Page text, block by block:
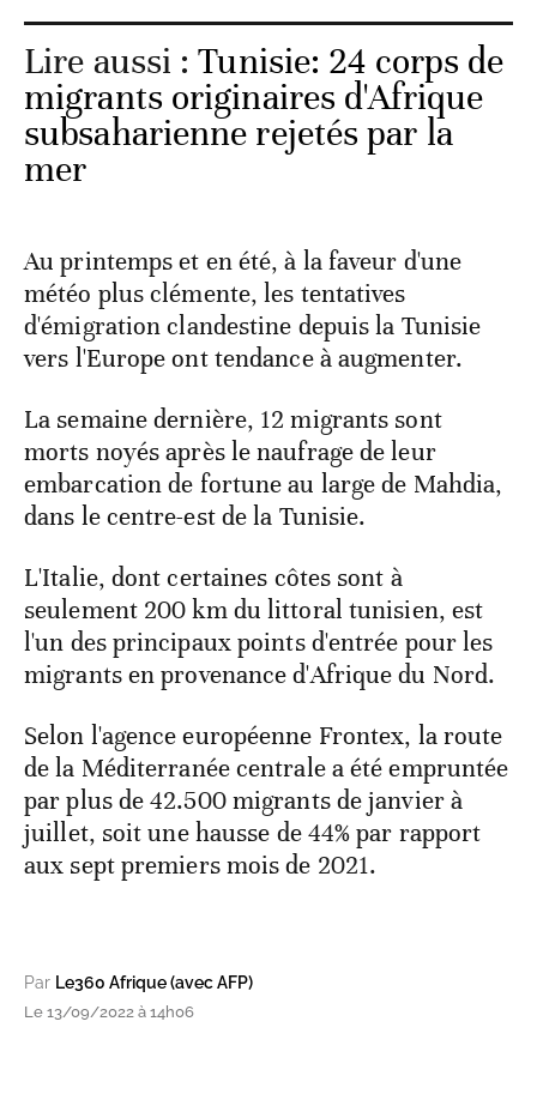
Lire aussi :Tunisie: 24 corps de
migrants originaires d'Afrique
subsaharienne rejetés par la
mer
Au printemps et en été, à la faveur d'une
météo plus clémente, les tentatives
d'émigration clandestine depuis la Tunisie
vers l'Europe ont tendance à augmenter.
La semaine dernière, 12 migrants sont
morts noyés après le naufrage de leur
embarcation de fortune au large de Mahdia,
dans le centre-est de la Tunisie.
L'Italie, dont certaines côtes sont à
seulement 200 km du littoral tunisien, est
l'un des principaux points d'entrée pour les
migrants en provenance d'Afrique du Nord.
Selon l'agence européenne Frontex, la route
de la Méditerranée centrale a été empruntée
par plus de 42.500 migrants de janvier à
juillet, soit une hausse de 44% par rapport
aux sept premiers mois de 2021.
Par Le360 Afrique (avec AFP)
Le 13/09/2022 à 14h06